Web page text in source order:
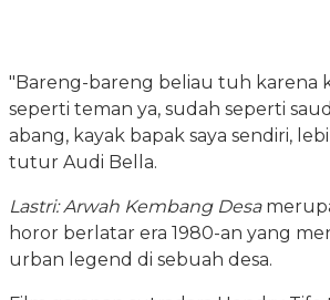
"Bareng-bareng beliau tuh karena
seperti teman ya, sudah seperti
abang, kayak bapak saya sendiri,
tutur Audi Bella.
Lastri: Arwah Kembang Desa
horor berlatar era 1980-an yang
urban legend di sebuah desa.